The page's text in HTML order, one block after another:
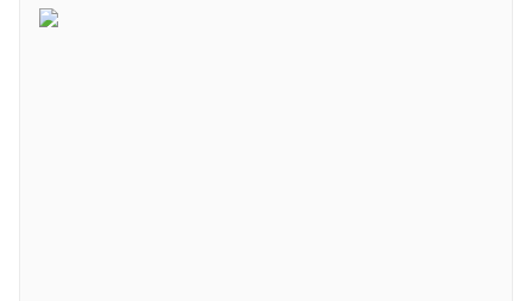
Âm nhạc